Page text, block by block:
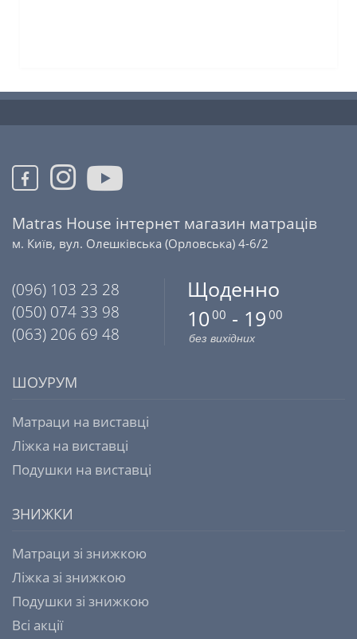
Matras House інтернет магазин матраців
м. Київ, вул. Олешківська (Орловська) 4-6/2
(096) 103 23 28
(050) 074 33 98
(063) 206 69 48
Щоденно
10 00 - 19 00
без вихідних
ШОУРУМ
Матраци на виставці
Ліжка на виставці
Подушки на виставці
ЗНИЖКИ
Матраци зі знижкою
Ліжка зі знижкою
Подушки зі знижкою
Всі акції